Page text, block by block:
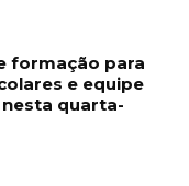
formação para
e equipe
quarta-